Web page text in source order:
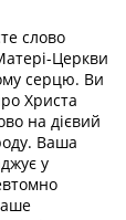
слово
Церкви
серцю. Ви
Христа
на дієвий
Ваша
у